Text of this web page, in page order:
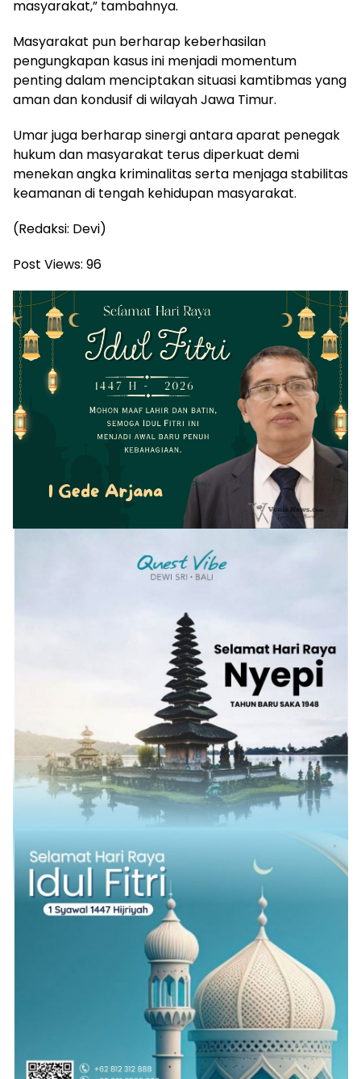
masyarakat,” tambahnya.
Masyarakat pun berharap keberhasilan
pengungkapan kasus ini menjadi momentum
penting dalam menciptakan situasi kamtibmas yang
aman dan kondusif di wilayah Jawa Timur.
Umar juga berharap sinergi antara aparat penegak
hukum dan masyarakat terus diperkuat demi
menekan angka kriminalitas serta menjaga stabilitas
keamanan di tengah kehidupan masyarakat.
(Redaksi: Devi)
Post Views: 96